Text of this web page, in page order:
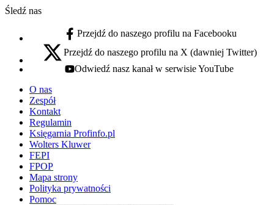
Śledź nas
facebook - otwiera się w nowej karcie
Przejdź do naszego profilu na Facebooku
x - otwiera się w nowej karcie
Przejdź do naszego profilu na X (dawniej Twitter)
youtube - otwiera się w nowej karcie
Odwiedź nasz kanał w serwisie YouTube
O nas
Zespół
Kontakt
Regulamin
Księgarnia Profinfo.pl
Wolters Kluwer
FEPI
FPOP
Mapa strony
Polityka prywatności
Pomoc